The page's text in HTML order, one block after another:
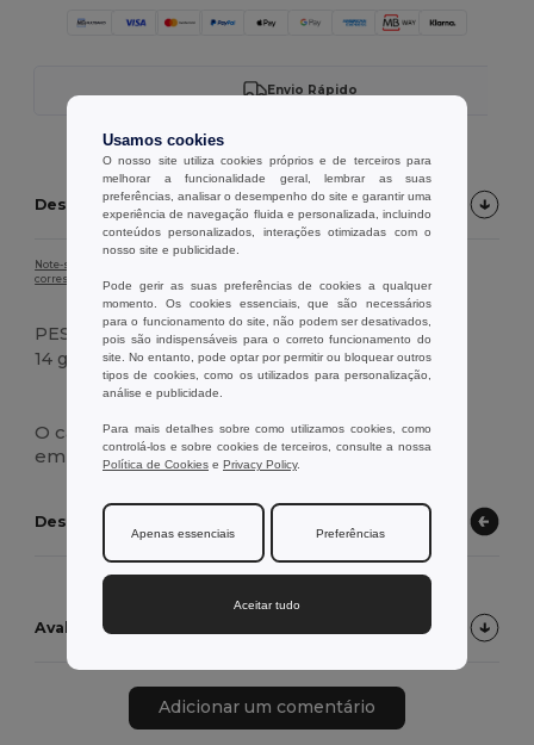
Envio Rápido
Descrição do produto
Note-se que, devido à calibração do ecrã, a cor da imagem do produto pode não
corresponder exatamente à cor real do produto.
PESO
14 g.
Alto stock
O carregador de cabo 3 em 1 inclui entradas 2
em 1 MicroUSB e Lightning e entrada tipo C.
Descubra outros produtos
Avaliações de Clientes do Produto
Adicionar um comentário
Usamos cookies
O nosso site utiliza cookies próprios e de terceiros para
melhorar a funcionalidade geral, lembrar as suas
preferências, analisar o desempenho do site e garantir uma
experiência de navegação fluida e personalizada, incluindo
conteúdos personalizados, interações otimizadas com o
nosso site e publicidade.
Pode gerir as suas preferências de cookies a qualquer
momento. Os cookies essenciais, que são necessários
para o funcionamento do site, não podem ser desativados,
pois são indispensáveis para o correto funcionamento do
site. No entanto, pode optar por permitir ou bloquear outros
tipos de cookies, como os utilizados para personalização,
análise e publicidade.
Para mais detalhes sobre como utilizamos cookies, como
controlá-los e sobre cookies de terceiros, consulte a nossa
Política de Cookies e Privacy Policy.
Apenas essenciais Preferências
Aceitar tudo